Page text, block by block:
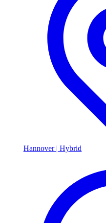
Hannover | Hybrid